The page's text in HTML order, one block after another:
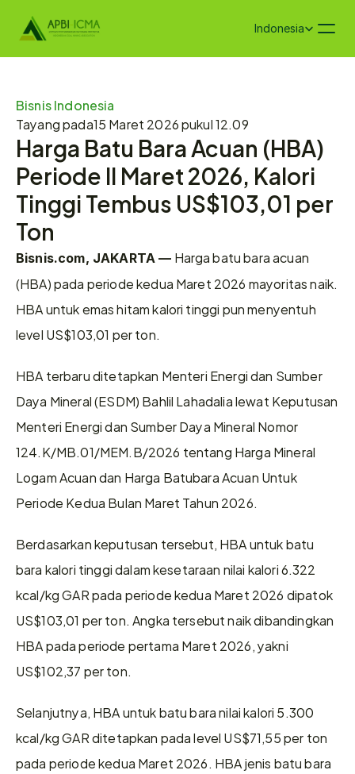
Select Language
Indonesia
Bisnis Indonesia
Tayang pada15 Maret 2026 pukul 12.09
Harga Batu Bara Acuan (HBA)
Periode II Maret 2026, Kalori
Tinggi Tembus US$103,01 per
Ton
Bisnis.com, JAKARTA — Harga batu bara acuan
(HBA) pada periode kedua Maret 2026 mayoritas naik.
HBA untuk emas hitam kalori tinggi pun menyentuh
level US$103,01 per ton.
HBA terbaru ditetapkan Menteri Energi dan Sumber
Daya Mineral (ESDM) Bahlil Lahadalia lewat Keputusan
Menteri Energi dan Sumber Daya Mineral Nomor
124.K/MB.01/MEM.B/2026 tentang Harga Mineral
Logam Acuan dan Harga Batubara Acuan Untuk
Periode Kedua Bulan Maret Tahun 2026.
Berdasarkan keputusan tersebut, HBA untuk batu
bara kalori tinggi dalam kesetaraan nilai kalori 6.322
kcal/kg GAR pada periode kedua Maret 2026 dipatok
US$103,01 per ton. Angka tersebut naik dibandingkan
HBA pada periode pertama Maret 2026, yakni
US$102,37 per ton.
Selanjutnya, HBA untuk batu bara nilai kalori 5.300
kcal/kg GAR ditetapkan pada level US$71,55 per ton
pada periode kedua Maret 2026. HBA jenis batu bara